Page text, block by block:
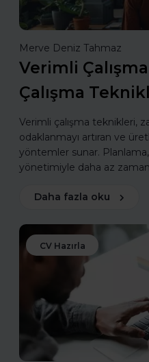
Merve Deniz Tahmaz
Verimli
Çalışma
Verimli çalışma teknikleri,
odaklanmayı artıran ve
yöntemler sunar.
yönetimiyle daha az
Daha fazla oku
CV Hazırla